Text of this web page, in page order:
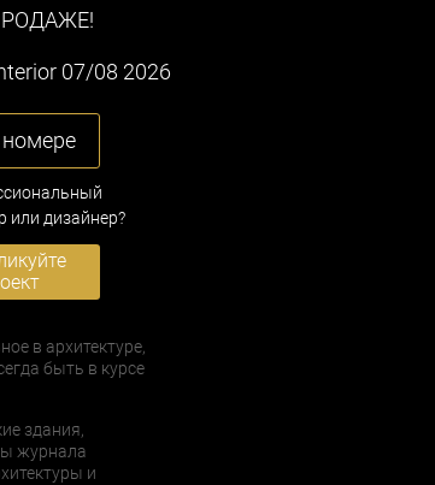
07/08 2026
или дизайнер?
в архитектуре,
быть в курсе
здания,
журнала
и